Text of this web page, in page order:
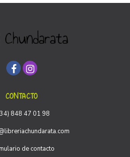
CONTACTO
848 47 01 98
de contacto